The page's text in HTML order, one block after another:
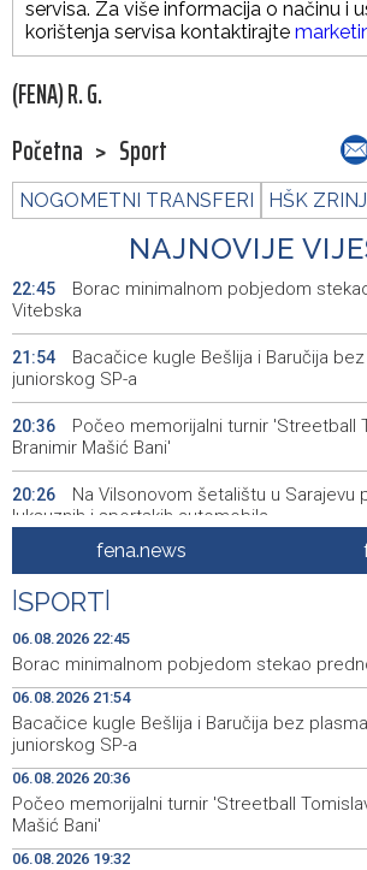
servisa. Za više informacija o načinu i
korištenja servisa kontaktirajte
(FENA) R. G.
Početna > Sport
NOGOMETNI TRANSFERI HŠK
NAJNOVIJE
22:45
Borac minimalnom pobjedom
Vitebska
21:54
Bacačice kugle Bešlija i Baručija
juniorskog SP-a
20:36
Počeo memorijalni turnir 'Streetball
Branimir Mašić Bani'
20:26
Na Vilsonovom šetalištu u Sarajevu
luksuznih i sportskih automobila
Announcement of events for Friday,
19:55
Drugi Festival bakri okupio mještane
Livna
Novi Travnik receives first direct EU
heritage project
19:33
Crishock: OHR maintains an open
political stakeholders in BiH
19:32
Velika nagrada Britanije ostaje u
2028. godine
fena.news
SPORT
06.08.2026 22:45
Borac minimalnom pobjedom stekao
06.08.2026 21:54
Bacačice kugle Bešlija i Baručija bez
juniorskog SP-a
06.08.2026 20:36
Počeo memorijalni turnir 'Streetball
Mašić Bani'
06.08.2026 19:32